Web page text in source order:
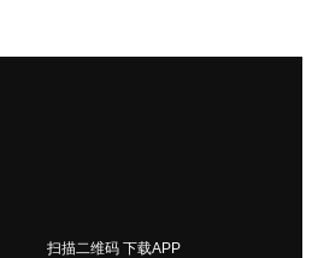
扫描二维码 下载APP